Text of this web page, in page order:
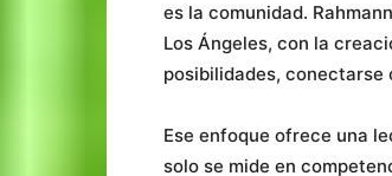
es la comunidad.
Los Ángeles, con la
posibilidades, conectarse
Ese enfoque ofrece una
solo se mide en